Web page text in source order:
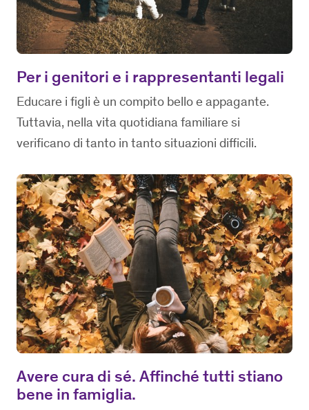
Per i genitori e i rappresentanti legali
Educare i figli è un compito bello e appagante.
Tuttavia, nella vita quotidiana familiare si
verificano di tanto in tanto situazioni difficili.
Avere cura di sé. Affinché tutti stiano
bene in famiglia.